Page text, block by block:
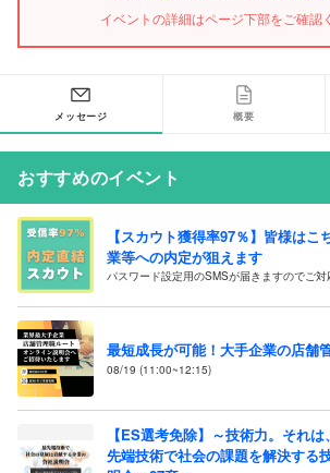
イベントの詳細はページ下部をご確認
メッセージ 概要
おすすめのイベント
【スカウト獲得率97％】皆様は
業等への内定が狙えます
パスワード設定用のSMSが届きますのでご対
最短成長が可能！大手企業の店舗
08/19 (11:00~12:15)
【ES選考免除】～技術力。それ
先端技術で社会の課題を解決する